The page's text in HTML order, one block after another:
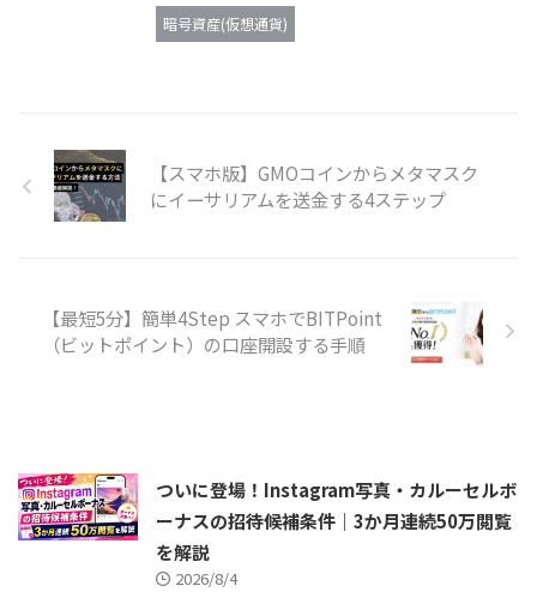
暗号資産(仮想通貨)
【スマホ版】GMOコインからメタマスク
にイーサリアムを送金する4ステップ
【最短5分】簡単4Step スマホでBITPoint
（ビットポイント）の口座開設する手順
ついに登場！Instagram写真・カルーセルボ
ーナスの招待候補条件｜3か月連続50万閲覧
を解説
2026/8/4